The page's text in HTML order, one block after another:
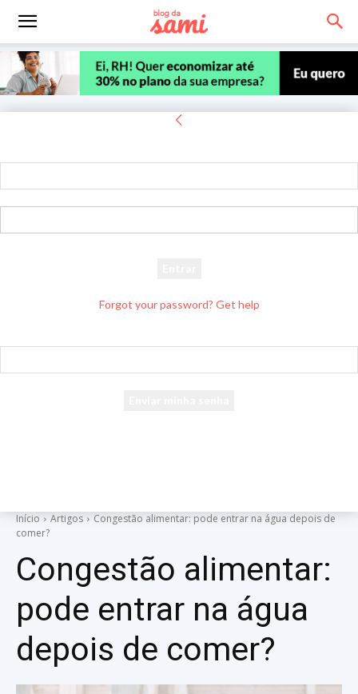
Forgot your password? Get help
Início Artigos
Congestão alimentar: pode entrar na água depois de
comer?
Congestão alimentar:
pode entrar na água
depois de comer?